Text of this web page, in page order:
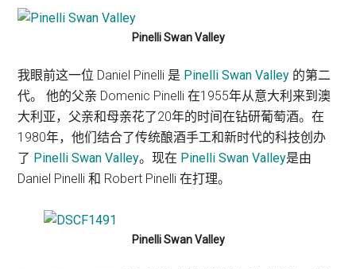
Pinelli Swan Valley
我眼前这一位 Daniel Pinelli 是 Pinelli Swan Valley 的第二
代。 他的父亲 Domenic Pinelli 在1955年从意大利来到澳
大利亚，父亲和母亲花了20年的时间在钻研葡萄酒。在
1980年，他们结合了传统酿酒手工和新时代的科技创办
了 Pinelli Swan Valley。现在 Pinelli Swan Valley是由
Daniel Pinelli 和 Robert Pinelli 在打理。
Pinelli Swan Valley